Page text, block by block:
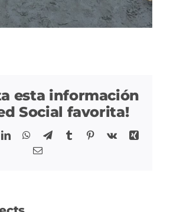
esta información
Social favorita!
LinkedInWhatsApp
TelegramTumblr Pinterest
Vk
Xing
Correo